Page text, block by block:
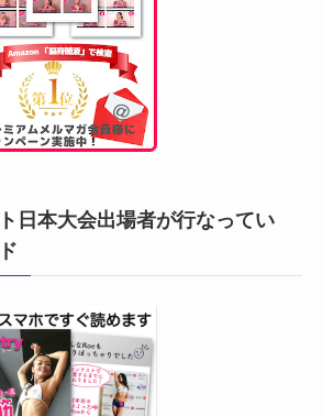
日本大会出場者が行なってい